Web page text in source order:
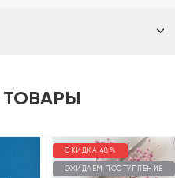
СКИДКА 48 %
ОЖИДАЕМ ПОСТУПЛЕНИЕ